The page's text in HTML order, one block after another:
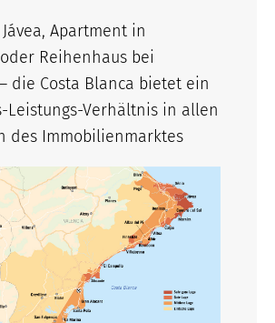
Apartment in
Reihenhaus bei
die Costa Blanca bietet ein
Leistungs-Verhältnis in allen
des Immobilienmarktes